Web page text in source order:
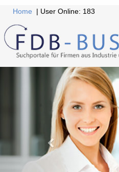
Home | User Online: 183